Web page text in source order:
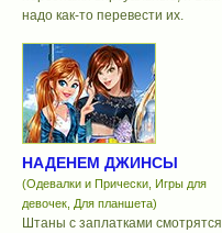
надо как-то перевести их.
НАДЕНЕМ ДЖИНСЫ
(Одевалки и Прически, Игры для
девочек, Для планшета)
Штаны с заплатками смотрятся